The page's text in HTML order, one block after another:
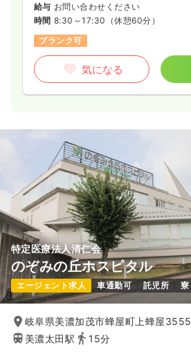
給与 お問い合わせください
時間 8:30～17:30 （休憩60分）
ブランク可
気になる
特定医療法人清仁会
のぞみの丘ホスピタル
エージェント求人 車通勤可 託児所 寮
岐阜県美濃加茂市蜂屋町上蜂屋3555
美濃太田駅
15分